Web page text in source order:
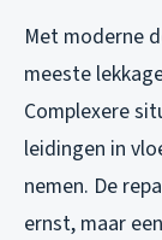
Met moderne
meeste
Complexere
leidingen in
nemen. De
ernst, maar